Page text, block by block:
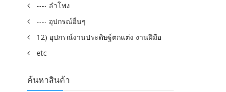
---- ลำโพง
---- อุปกรณ์อื่นๆ
12) อุปกรณ์งานประดิษฐ์ตกแต่ง งานฝีมือ
etc
ค้นหาสินค้า